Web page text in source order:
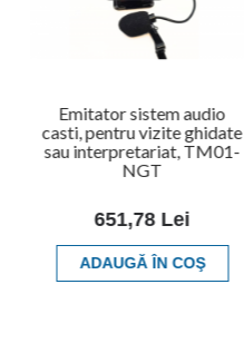
Emitator sistem audio
casti, pentru vizite ghidate
sau interpretariat, TM01-
NGT
651,78 Lei
ADAUGĂ ÎN COŞ